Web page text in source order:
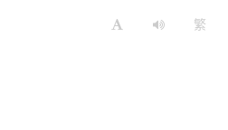
繁